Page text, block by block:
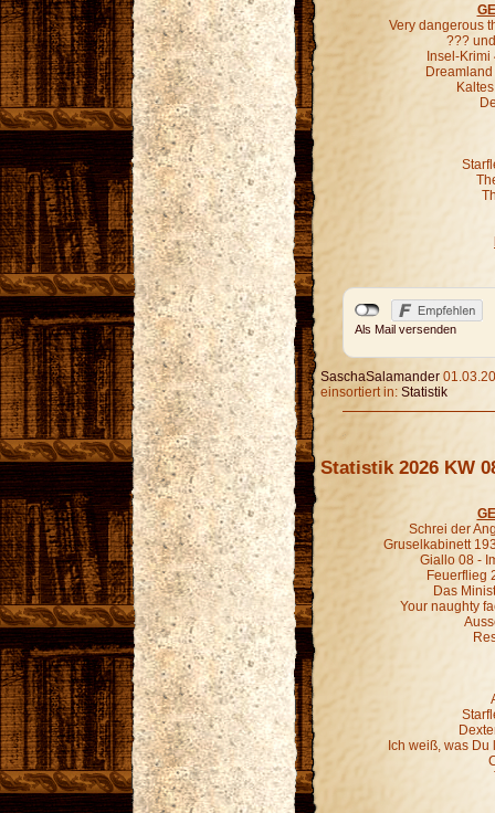
Very dangerous
???
Insel-Krimi
Als Mail versenden
SaschaSalamander
einsortiert in: Statistik
Statistik 2026 KW
Schrei der
Gruselkabinett
Giallo 08 -
Feuerflieg
Das
Your naughty
Ich weiß, was Du